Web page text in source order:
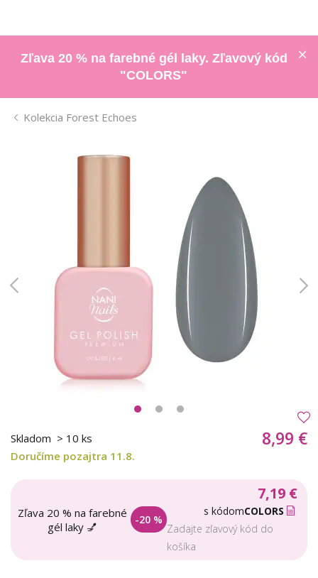
Zľava 20 % na farebné gél laky. Zľavový kód
"COLORS"
Kolekcia Forest Echoes
Skladom > 10 ks
Doručíme pozajtra 11.8.
8,99 €
Zľava 20 % na farebné
gél laky 💅
-20 %
7,19 €
s kódomCOLORS
Zadajte zľavový kód do
košíka